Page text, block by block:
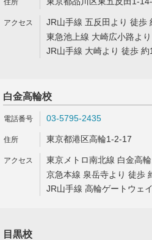
JR山手線 五反田より 徒歩
東急池上線 大崎広小路よ
JR山手線 大崎より 徒歩 約
白金高輪校
03-5795-2435
東京都港区高輪1-2-17
東京メトロ南北線 白金高
京急本線 泉岳寺より 徒歩
JR山手線 高輪ゲートウェ
目黒校